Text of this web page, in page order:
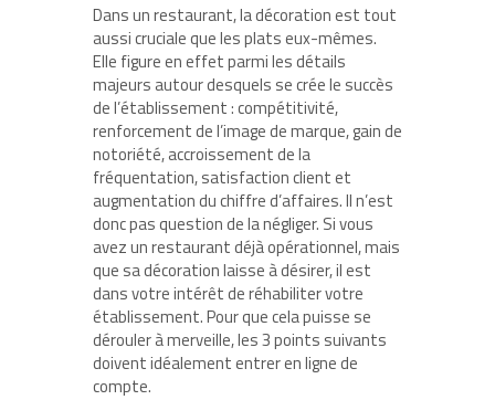
Dans un restaurant, la décoration est tout
aussi cruciale que les plats eux-mêmes.
Elle figure en effet parmi les détails
majeurs autour desquels se crée le succès
de l’établissement : compétitivité,
renforcement de l’image de marque, gain de
notoriété, accroissement de la
fréquentation, satisfaction client et
augmentation du chiffre d’affaires. Il n’est
donc pas question de la négliger. Si vous
avez un restaurant déjà opérationnel, mais
que sa décoration laisse à désirer, il est
dans votre intérêt de réhabiliter votre
établissement. Pour que cela puisse se
dérouler à merveille, les 3 points suivants
doivent idéalement entrer en ligne de
compte.